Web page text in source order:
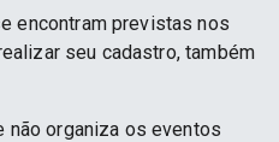
encontram previstas nos
seu cadastro, também
não organiza os eventos